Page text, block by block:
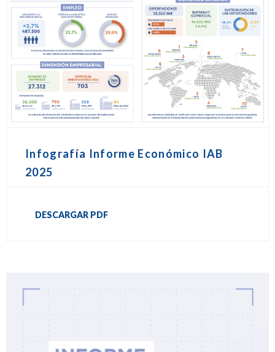
Infografía Informe Económico IAB
2025
DESCARGAR PDF